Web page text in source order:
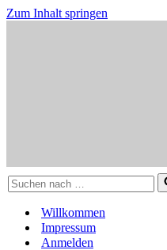
Zum Inhalt springen
Suchen
nach …
Willkommen
Impressum
Anmelden